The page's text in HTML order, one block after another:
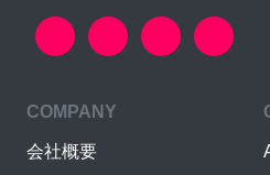
COMPANY
会社概要